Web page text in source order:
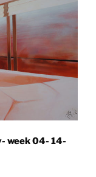
week 04- 14-